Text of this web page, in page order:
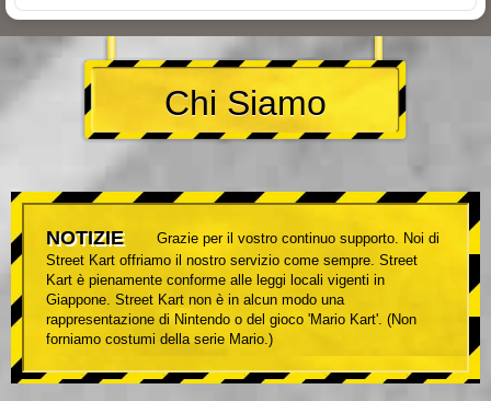
Chi Siamo
NOTIZIE
Grazie per il vostro continuo supporto. Noi di
Street Kart offriamo il nostro servizio come sempre. Street
Kart è pienamente conforme alle leggi locali vigenti in
Giappone. Street Kart non è in alcun modo una
rappresentazione di Nintendo o del gioco 'Mario Kart'. (Non
forniamo costumi della serie Mario.)